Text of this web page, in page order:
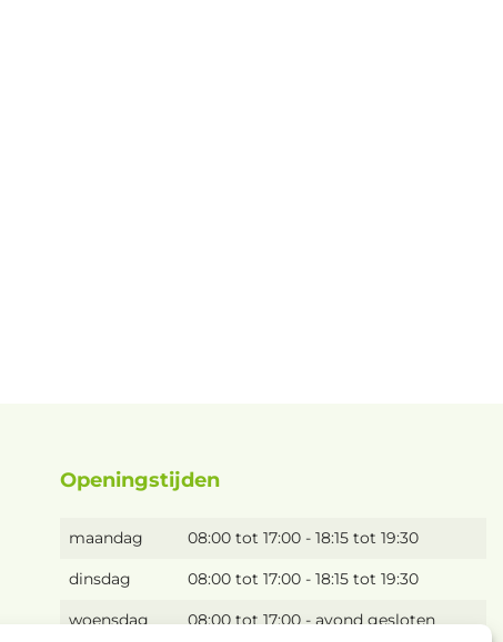
Openingstijden
maandag 08:00 tot 17:00 - 18:15 tot 19:30
dinsdag 08:00 tot 17:00 - 18:15 tot 19:30
woensdag 08:00 tot 17:00 - avond gesloten